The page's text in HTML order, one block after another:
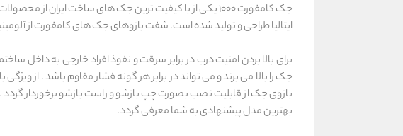
جک کامفورت 1000 یکی از با کیفیت ترین جک های ساخت
ایتالیا طراحی و تولید شده است. شفت بازوهای جک های کامفورت از
برای بالا بردن امنیت درب در برابر سرقت و نفوذ افراد خارجی به
جک را بالا می برند و می تواند در برابر هر گونه فشار مقاوم باشد .
بازوی جک از قابلیت نصب بصورت چپ بازشو و راست بازشوبرخوردار گردد .
بهترین مدل پیشنهادی به شما معرفی گردد.